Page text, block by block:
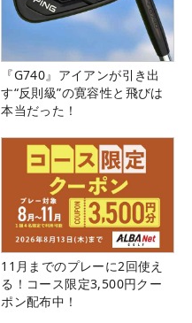
『G740』アイアンが引き出
す“反則級”の寛容性と飛びは
本当だった！
11月までのプレーに2回使え
る！コース限定3,500円クー
ポン配布中！